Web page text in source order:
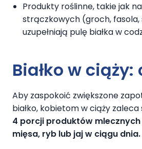
Produkty roślinne, takie jak
strączkowych (groch, fasola,
uzupełniają pulę białka w
Białko w ciąży:
Aby zaspokoić zwiększone
białko, kobietom w ciąży zaleca
4 porcji produktów
mięsa, ryb lub jaj w ciągu dnia.